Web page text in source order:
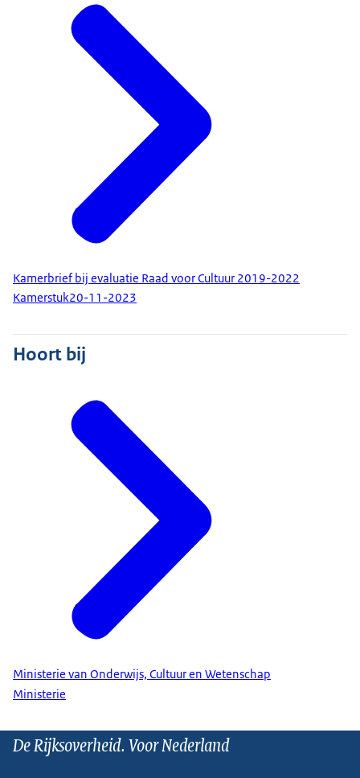
Kamerbrief bij evaluatie Raad voor Cultuur 2019-2022
Kamerstuk20-11-2023
Hoort bij
Ministerie van Onderwijs, Cultuur en Wetenschap
Ministerie
De Rijksoverheid. Voor Nederland